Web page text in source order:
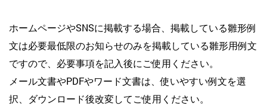
ホームページやSNSに掲載する場合、掲載している雛形例
文は必要最低限のお知らせのみを掲載している雛形用例文
ですので、必要事項を記入後にご使用ください。
メール文書やPDFやワード文書は、使いやすい例文を選
択、ダウンロード後改変してご使用ください。